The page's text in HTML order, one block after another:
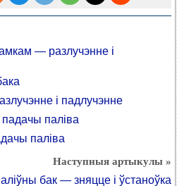
— разлучэнне і
і падлучэнне
падачы паліва
паліва
Наступныя артыкулы »
бак — зняцце і ўстаноўка